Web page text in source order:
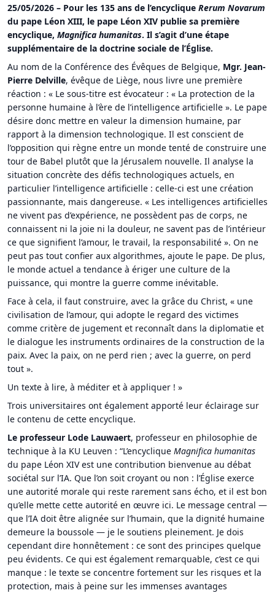
25/05/2026 – Pour les 135 ans de l’encyclique Rerum Novarum
du pape Léon XIII, le pape Léon XIV publie sa première
encyclique, Magnifica humanitas. Il s’agit d’une étape
supplémentaire de la doctrine sociale de l’Église.
Au nom de la Conférence des Évêques de Belgique, Mgr. Jean-
Pierre Delville, évêque de Liège, nous livre une première
réaction : « Le sous-titre est évocateur : « La protection de la
personne humaine à l’ère de l’intelligence artificielle ». Le pape
désire donc mettre en valeur la dimension humaine, par
rapport à la dimension technologique. Il est conscient de
l’opposition qui règne entre un monde tenté de construire une
tour de Babel plutôt que la Jérusalem nouvelle. Il analyse la
situation concrète des défis technologiques actuels, en
particulier l’intelligence artificielle : celle-ci est une création
passionnante, mais dangereuse. « Les intelligences artificielles
ne vivent pas d’expérience, ne possèdent pas de corps, ne
connaissent ni la joie ni la douleur, ne savent pas de l’intérieur
ce que signifient l’amour, le travail, la responsabilité ». On ne
peut pas tout confier aux algorithmes, ajoute le pape. De plus,
le monde actuel a tendance à ériger une culture de la
puissance, qui montre la guerre comme inévitable.
Face à cela, il faut construire, avec la grâce du Christ, « une
civilisation de l’amour, qui adopte le regard des victimes
comme critère de jugement et reconnaît dans la diplomatie et
le dialogue les instruments ordinaires de la construction de la
paix. Avec la paix, on ne perd rien ; avec la guerre, on perd
tout ».
Un texte à lire, à méditer et à appliquer ! »
Trois universitaires ont également apporté leur éclairage sur
le contenu de cette encyclique.
Le professeur Lode Lauwaert, professeur en philosophie de
technique à la KU Leuven : “L’encyclique Magnifica humanitas
du pape Léon XIV est une contribution bienvenue au débat
sociétal sur l’IA. Que l’on soit croyant ou non : l’Église exerce
une autorité morale qui reste rarement sans écho, et il est bon
qu’elle mette cette autorité en œuvre ici. Le message central —
que l’IA doit être alignée sur l’humain, que la dignité humaine
demeure la boussole — je le soutiens pleinement. Je dois
cependant dire honnêtement : ce sont des principes quelque
peu évidents. Ce qui est également remarquable, c’est ce qui
manque : le texte se concentre fortement sur les risques et la
protection, mais à peine sur les immenses avantages